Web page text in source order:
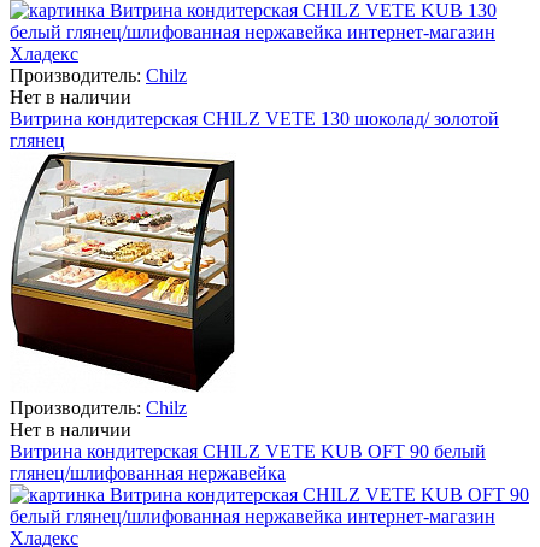
Производитель: Chilz
Нет в наличии
Витрина кондитерская CHILZ VETE 130 шоколад/ золотой
глянец
Производитель: Chilz
Нет в наличии
Витрина кондитерская CHILZ VETE KUB OFT 90 белый
глянец/шлифованная нержавейка